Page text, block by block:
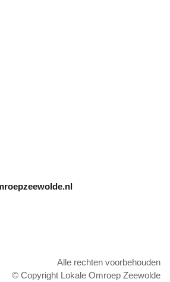
Alle rechten voorbehouden
© Copyright Lokale Omroep Zeewolde